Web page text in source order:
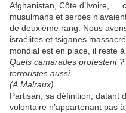
Afghanistan, Côte d’Ivoire, …
musulmans et serbes
de deuxième rang. Nous
israélites et tsiganes
mondial est en place, il reste
Quels camarades protestent
terroristes aussi
(A.Malraux).
Partisan, sa définition, datant
volontaire n’appartenant pas